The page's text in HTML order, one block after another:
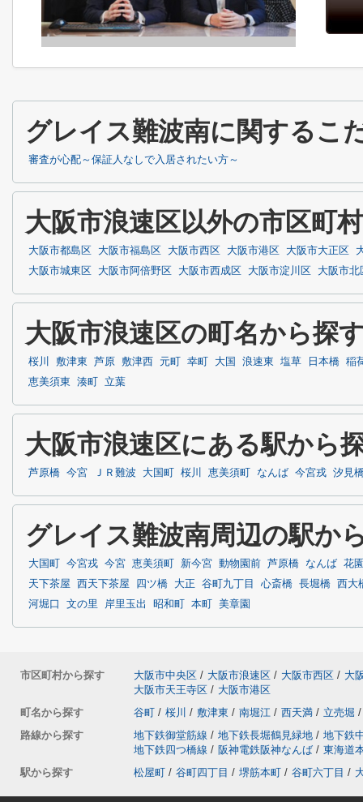
グレイス難波南に関するこ
審査が心配～保証人なしで入居されたい方～
大阪市浪速区以外の市区町
大阪市都島区 大阪市福島区 大阪市西区 大阪市港区 大阪市大正区
大阪市城東区
大阪市阿倍野区 大阪市西成区 大阪市淀川区 大阪市北
大阪市浪速区の町名から探
桜川 敷津東 芦原 敷津西 元町 幸町 大国 浪速東 塩草 日本橋 稲
恵美須東
湊町 立葉
大阪市浪速区にある駅から
芦原橋 今宮 ＪＲ難波 大国町 桜川 恵美須町 なんば 今宮戎 汐見
グレイス難波南周辺の駅か
大国町 今宮戎 今宮 恵美須町 新今宮 動物園前 芦原橋 なんば 花
天下茶屋
西天下茶屋 四ツ橋 大正 谷町九丁目 心斎橋 長堀橋
西大
河堀口
文の里 岸里玉出 昭和町 本町 美章園
市区町村から探す 大阪市中央区 / 大阪市浪速区 / 大阪市西区 / 大
大阪市天王寺区 / 大阪市港区
町名から探す
谷町 / 桜川 / 敷津東 / 南堀江 / 西天満 / 立売堀 /
路線から探す
地下鉄御堂筋線 / 地下鉄長堀鶴見緑地 / 地下鉄
地下鉄四つ橋線 / 阪神電鉄阪神なんば / 東海道
駅から探す
松屋町 / 谷町四丁目 / 堺筋本町 / 谷町六丁目 /